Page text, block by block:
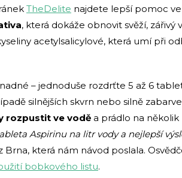
TheDelite najdete lepší pomoc
, která dokáže obnovit svěží, zářivý
acetylsalicylové, která umí při
– jednoduše rozdrťte 5 až 6
silnějších skvrn nebo silně
rozpustit ve vodě a prádlo na
Aspirinu na litr vody a nejlepší
Brna, která nám návod poslala.
bobkového listu.